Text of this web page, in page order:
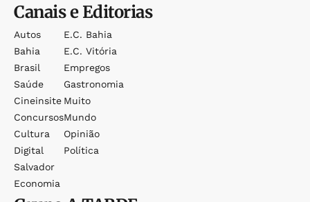
Canais e Editorias
Autos
Bahia
Brasil
Saúde
Cineinsite
Concursos
Cultura
Digital
Salvador
Economia
E.c. Bahia
E.c. Vitória
Empregos
Gastronomia
Muito
Mundo
Opinião
Política